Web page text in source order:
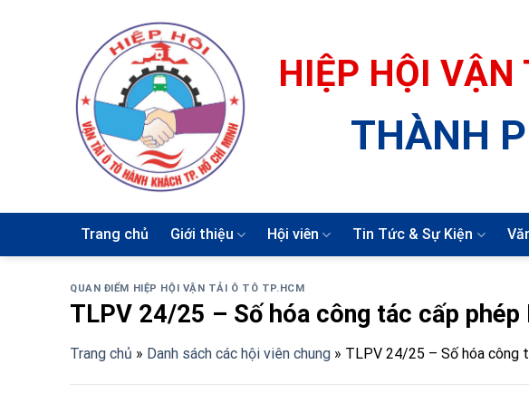
HIỆP HỘI VẬN
THÀNH
Trang chủ Giới thiệu Hội viên Tin Tức & Sự Kiện
QUAN ĐIỂM HIỆP HỘI VẬN TẢI Ô TÔ TP.HCM
TLPV 24/25 – Số hóa công tác cấp phép
Trang chủ » Danh sách các hội viên chung » TLPV 24/25 – Số hóa công